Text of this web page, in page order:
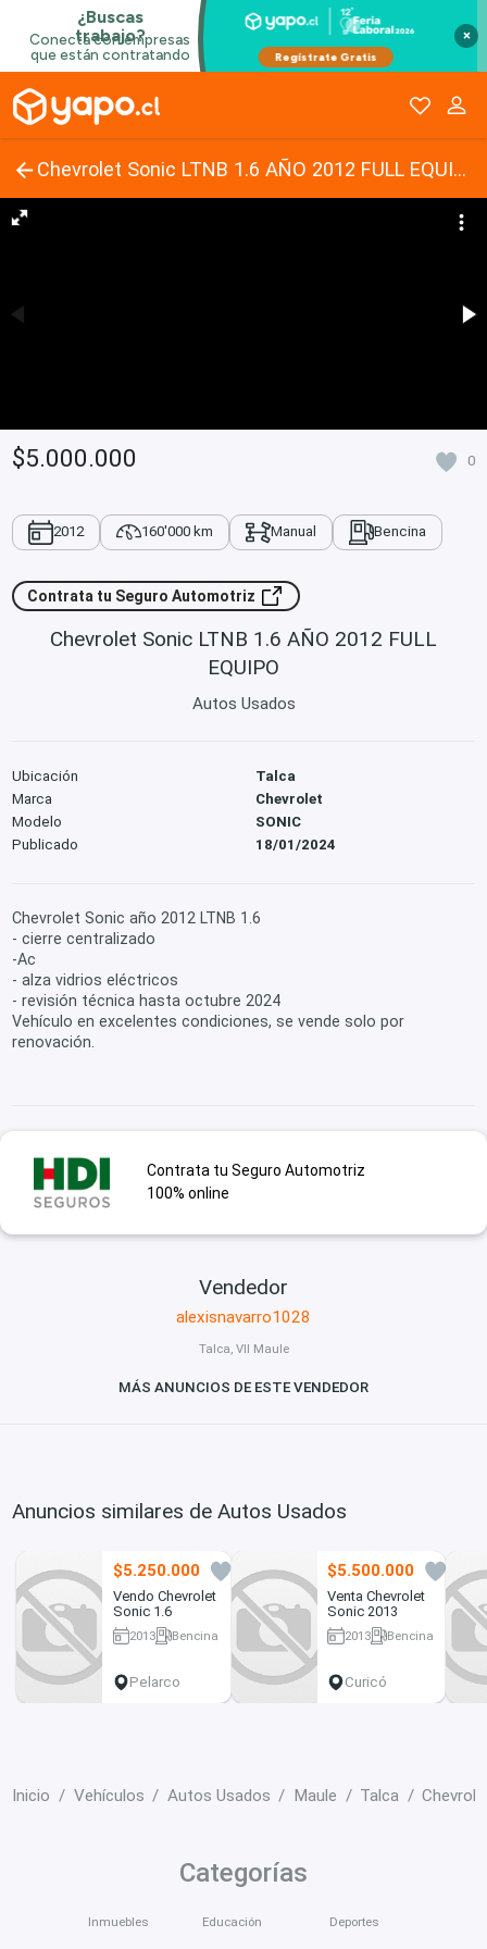
×
Chevrolet Sonic LTNB 1.6 AÑO 2012 FULL EQUIPO
$5.000.000 0
2012 160'000 km Manual Bencina
Contrata tu Seguro Automotriz
Chevrolet Sonic LTNB 1.6 AÑO 2012 FULL
EQUIPO
Autos Usados
Ubicación
Talca
Marca
Chevrolet
Modelo
SONIC
Publicado
18/01/2024
Chevrolet Sonic año 2012 LTNB 1.6
- cierre centralizado
-Ac
- alza vidrios eléctricos
- revisión técnica hasta octubre 2024
Vehículo en excelentes condiciones, se vende solo por
renovación.
Contrata tu Seguro Automotriz
100% online
Vendedor
alexisnavarro1028
Talca, VII Maule
MÁS ANUNCIOS DE ESTE VENDEDOR
Anuncios similares de Autos Usados
$5.250.000
Vendo Chevrolet
Sonic 1.6
2013
Bencina
Pelarco
$5.500.000
Venta Chevrolet
Sonic 2013
2013
Bencina
Curicó
Inicio Vehículos Autos Usados Maule Talca
Categorías
Inmuebles Educación Deportes